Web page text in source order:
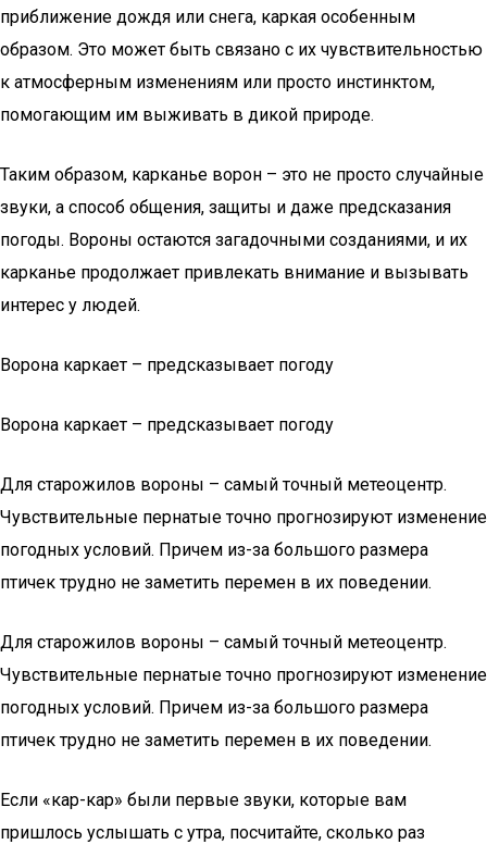
приближение дождя или снега, каркая особенным
образом. Это может быть связано с их чувствительностью
к атмосферным изменениям или просто инстинктом,
помогающим им выживать в дикой природе.
Таким образом, карканье ворон – это не просто случайные
звуки, а способ общения, защиты и даже предсказания
погоды. Вороны остаются загадочными созданиями, и их
карканье продолжает привлекать внимание и вызывать
интерес у людей.
Ворона каркает – предсказывает погоду
Ворона каркает – предсказывает погоду
Для старожилов вороны – самый точный метеоцентр.
Чувствительные пернатые точно прогнозируют изменение
погодных условий. Причем из-за большого размера
птичек трудно не заметить перемен в их поведении.
Для старожилов вороны – самый точный метеоцентр.
Чувствительные пернатые точно прогнозируют изменение
погодных условий. Причем из-за большого размера
птичек трудно не заметить перемен в их поведении.
Если «кар-кар» были первые звуки, которые вам
пришлось услышать с утра, посчитайте, сколько раз